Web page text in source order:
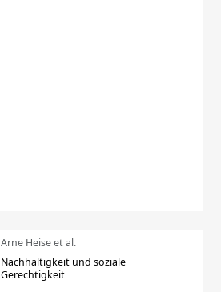
Arne Heise et al.
Nachhaltigkeit und soziale
Gerechtigkeit